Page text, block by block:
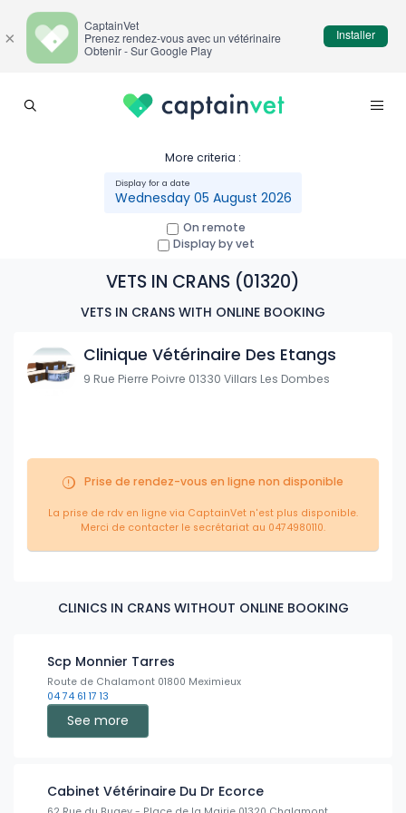
More criteria :
Wednesday 05 August 2026
On remote
Display by vet
VETS IN CRANS (01320)
VETS IN CRANS WITH ONLINE BOOKING
Clinique Vétérinaire Des Etangs
9 Rue Pierre Poivre 01330 Villars Les Dombes
Prise de rendez-vous en ligne non disponible
La prise de rdv en ligne via CaptainVet n'est plus disponible.
Merci de contacter le secrétariat au 0474980110.
CLINICS IN CRANS WITHOUT ONLINE BOOKING
Scp Monnier Tarres
Route de Chalamont 01800 Meximieux
04 74 61 17 13
See more
Cabinet Vétérinaire Du Dr Ecorce
×
CaptainVet
Prenez rendez-vous avec un vétérinaire
Obtenir - Sur Google Play
Installer